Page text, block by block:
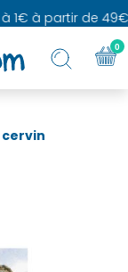
1€ à partir de 49€
cervin
0